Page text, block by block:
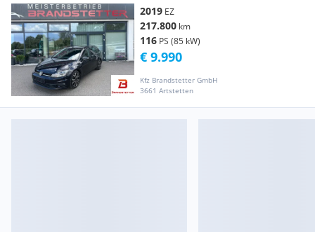
2019 EZ
217.800 km
116 PS (85 kW)
Kfz Brandstetter GmbH
3661 Artstetten
€ 9.990